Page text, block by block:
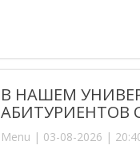
В НАШЕМ
АБИТУРИЕНТОВ
Menu | 03-08-2026 |